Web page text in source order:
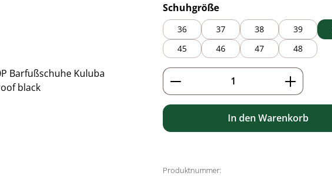
Schuhgrößeauswählen
36 37 38 39
45
46 47 48
Produkt Anzahl: Gib den
In den Warenkorb
Produktnummer: